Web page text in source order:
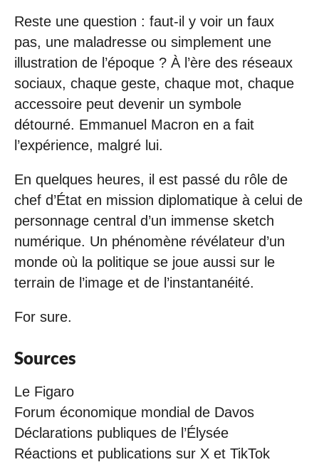
Reste une question : faut-il y voir un faux
pas, une maladresse ou simplement une
illustration de l’époque ? À l’ère des réseaux
sociaux, chaque geste, chaque mot, chaque
accessoire peut devenir un symbole
détourné. Emmanuel Macron en a fait
l’expérience, malgré lui.
En quelques heures, il est passé du rôle de
chef d’État en mission diplomatique à celui de
personnage central d’un immense sketch
numérique. Un phénomène révélateur d’un
monde où la politique se joue aussi sur le
terrain de l’image et de l’instantanéité.
For sure.
Sources
Le Figaro
Forum économique mondial de Davos
Déclarations publiques de l’Élysée
Réactions et publications sur X et TikTok